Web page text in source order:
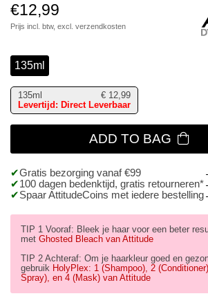
€12,99
Prijs incl. btw, excl. verzendkosten
135ml
135ml € 12,99
Levertijd: Direct Leverbaar
ADD TO BAG
Gratis bezorging vanaf €99
100 dagen bedenktijd, gratis retourneren*
Spaar AttitudeCoins met iedere bestelling
TIP 1 Vooraf: Bleek je haar voor een beter
met Ghosted Bleach van Attitude
TIP 2 Achteraf: Om je haarkleur goed en
gebruik HolyPlex: 1 (Shampoo), 2
Spray), en 4 (Mask) van Attitude